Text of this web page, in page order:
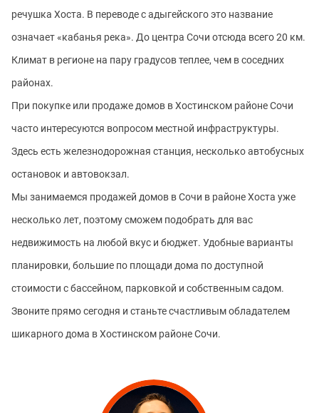
речушка Хоста. В переводе с адыгейского это название
означает «кабанья река». До центра Сочи отсюда всего 20 км.
Климат в регионе на пару градусов теплее, чем в соседних
районах.
При покупке или продаже домов в Хостинском районе Сочи
часто интересуются вопросом местной инфраструктуры.
Здесь есть железнодорожная станция, несколько автобусных
остановок и автовокзал.
Мы занимаемся продажей домов в Сочи в районе Хоста уже
несколько лет, поэтому сможем подобрать для вас
недвижимость на любой вкус и бюджет. Удобные варианты
планировки, большие по площади дома по доступной
стоимости с бассейном, парковкой и собственным садом.
Звоните прямо сегодня и станьте счастливым обладателем
шикарного дома в Хостинском районе Сочи.